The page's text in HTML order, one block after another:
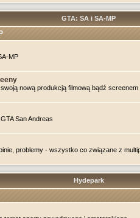
GTA: SA i SA-MP
MP
nową produkcją filmową bądź
San Andreas
problemy - wszystko co związane z
Hydepark